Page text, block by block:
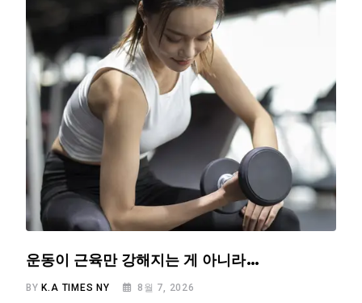
운동이 근육만 강해지는 게 아니라…
BY K.A TIMES NY 8월 7, 2026